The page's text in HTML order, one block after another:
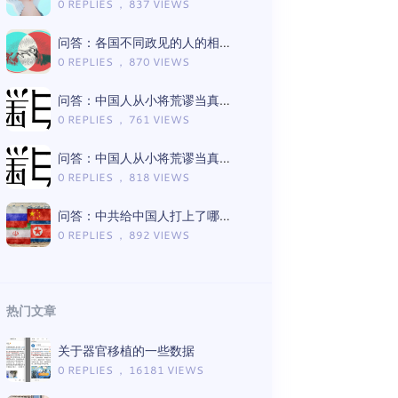
0 REPLIES ， 837 VIEWS
问答：各国不同政见的人的相处模式差异
0 REPLIES ， 870 VIEWS
问答：中国人从小将荒谬当真理的言论有哪些（Gemini版）
0 REPLIES ， 761 VIEWS
问答：中国人从小将荒谬当真理的言论有哪些（ChatGPT版）
0 REPLIES ， 818 VIEWS
问答：中共给中国人打上了哪些思想钢印（Gemini版）
0 REPLIES ， 892 VIEWS
热门文章
关于器官移植的一些数据
0 REPLIES ， 16181 VIEWS